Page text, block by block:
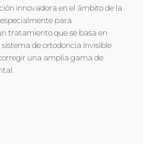
innovadora en el ámbito de la
para
tratamiento que se basa en
de ortodoncia Invisible
una amplia gama de